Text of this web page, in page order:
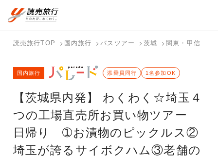
国内旅行トップ
バスツアー
を探す
個人旅行
（ブーケ）を探す
ら探す
テーマから写真から探
海外旅行トップ
海外特集か
ら探す
テーマから
探す
す
読売旅行TOP 国内旅行 バスツアー 茨城 関東・甲信
【茨城県内発】 わくわく☆埼玉４
つの工場直売所お買い物ツアー
日帰り ➀お漬物のピックルス②
埼玉が誇るサイボクハム③老舗の
国内旅行 添乗員同行 1名参加OK